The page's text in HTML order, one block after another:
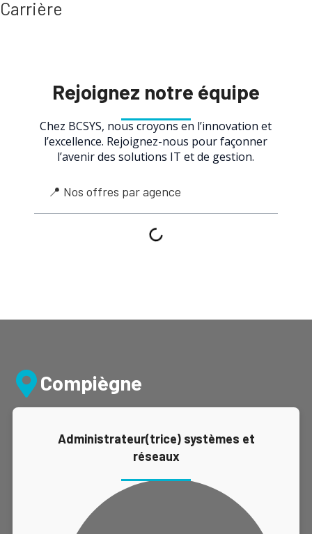
Carrière
Rejoignez notre équipe
Chez BCSYS, nous croyons en l’innovation et
l’excellence. Rejoignez-nous pour façonner
l’avenir des solutions IT et de gestion.
📍 Nos offres par agence
Compiègne
Administrateur(trice) systèmes et
réseaux